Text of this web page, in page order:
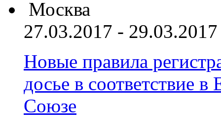
Москва
27.03.2017 - 29.03.2017
Новые правила
досье в соответствие
Союзе